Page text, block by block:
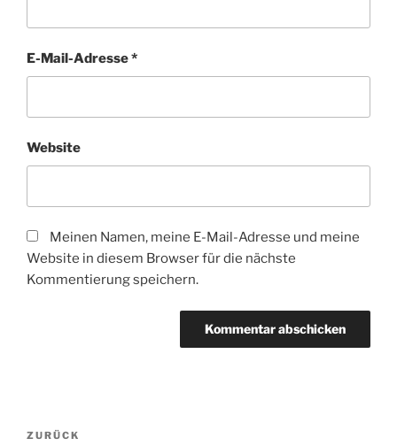
E-Mail-Adresse*
Website
Meinen Namen, meine E-Mail-Adresse und meine
Website in diesem Browser für die nächste
Kommentierung speichern.
Beitragsnavigation
Vorheriger
ZURÜCK